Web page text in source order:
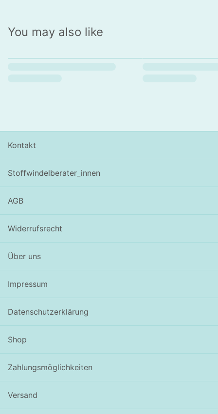
You may also like
Kontakt
Stoffwindelberater_innen
AGB
Widerrufsrecht
Über uns
Impressum
Datenschutzerklärung
Shop
Zahlungsmöglichkeiten
Versand